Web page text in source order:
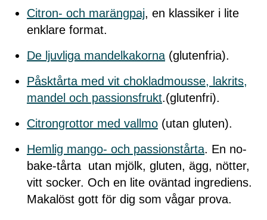
Citron- och marängpaj, en klassiker i lite
enklare format.
De ljuvliga mandelkakorna (glutenfria).
Påsktårta med vit chokladmousse, lakrits,
mandel och passionsfrukt.(glutenfri).
Citrongrottor med vallmo (utan gluten).
Hemlig mango- och passionstårta. En no-
bake-tårta utan mjölk, gluten, ägg, nötter,
vitt socker. Och en lite oväntad ingrediens.
Makalöst gott för dig som vågar prova.